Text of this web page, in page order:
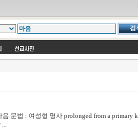
문법 : 여성형 명사 prolonged from a primary
...